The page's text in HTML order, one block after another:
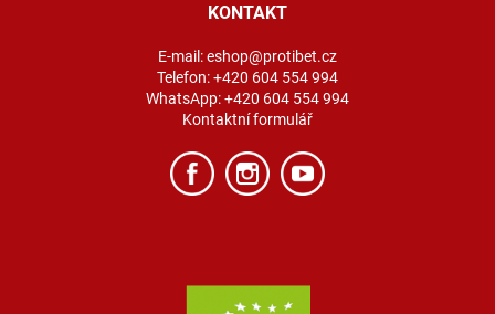
KONTAKT
E-mail:eshop@protibet.cz
Telefon:+420 604 554 994
WhatsApp:+420 604 554 994
Kontaktní formulář